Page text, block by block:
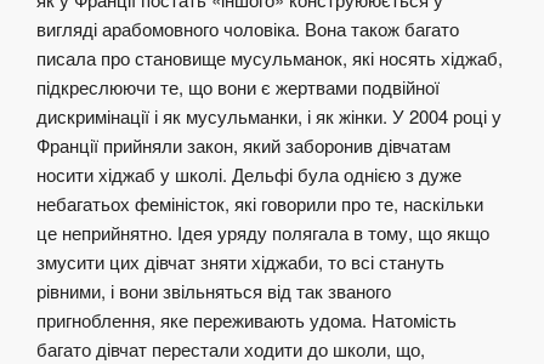
вигляді арабомовного чоловіка. Вона також багато
писала про становище мусульманок, які носять хіджаб,
підкреслюючи те, що вони є жертвами подвійної
дискримінації і як мусульманки, і як жінки. У 2004 році у
Франції прийняли закон, який заборонив дівчатам
носити хіджаб у школі. Дельфі була однією з дуже
небагатьох феміністок, які говорили про те, наскільки
це неприйнятно. Ідея уряду полягала в тому, що якщо
змусити цих дівчат зняти хіджаби, то всі стануть
рівними, і вони звільняться від так званого
пригноблення, яке переживають удома. Натомість
багато дівчат перестали ходити до школи, що,